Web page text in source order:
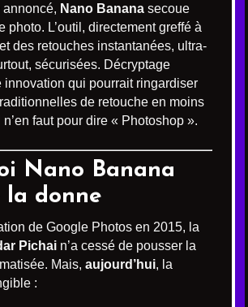
Nano Banana secoue
photo. L’outil, directement greffé à
des retouches instantanées, ultra-
sécurisées. Décryptage
innovation qui pourrait ringardiser
de retouche en moins
n’en faut pour dire « Photoshop ».
Nano Banana
la donne
de Google Photos en 2015, la
Pichai n’a cessé de pousser la
Mais, aujourd’hui, la
: